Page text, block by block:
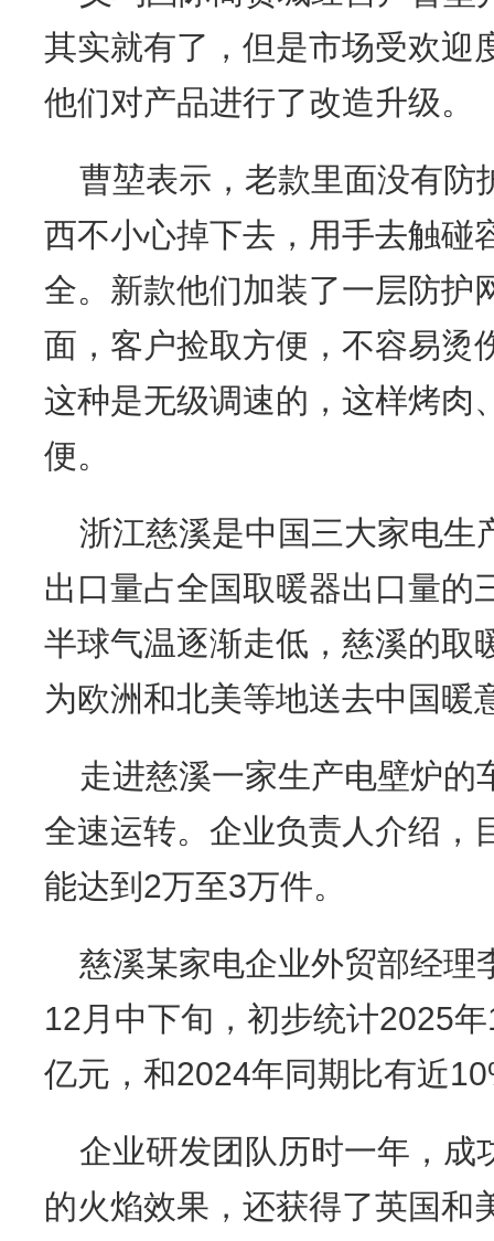
其实就有了，但是市场受欢迎
他们对产品进行了改造升级。
曹堃表示，老款里面没有防
西不小心掉下去，用手去触碰
全。新款他们加装了一层防护
面，客户捡取方便，不容易烫
这种是无级调速的，这样烤肉
便。
浙江慈溪是中国三大家电生
出口量占全国取暖器出口量的
半球气温逐渐走低，慈溪的取
为欧洲和北美等地送去中国暖
走进慈溪一家生产电壁炉的
全速运转。企业负责人介绍，
能达到2万至3万件。
慈溪某家电企业外贸部经理
12月中下旬，初步统计2025
亿元，和2024年同期比有近
企业研发团队历时一年，成
的火焰效果，还获得了英国和